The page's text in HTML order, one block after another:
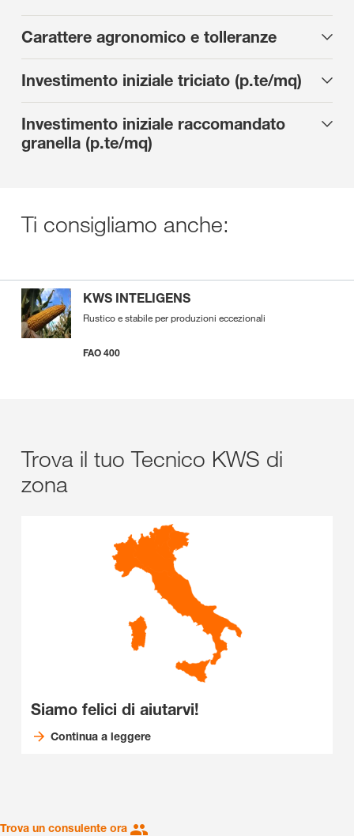
Carattere agronomico e tolleranze
Investimento iniziale triciato (p.te/mq)
Investimento iniziale raccomandato
granella (p.te/mq)
Ti consigliamo anche:
KWS INTELIGENS
Rustico e stabile per produzioni eccezionali
FAO 400
Trova il tuo Tecnico KWS di
zona
Siamo felici di aiutarvi!
Continua a leggere
Trova un consulente ora